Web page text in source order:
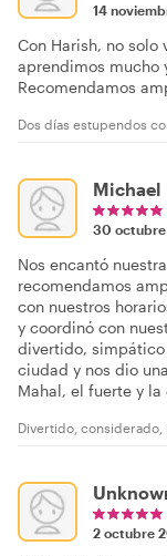
14
Con Harish, no
aprendimos mucho
Recomendamos
Dos días estupendos
Michael
30
Nos encantó
recomendamos
con nuestros
y coordinó con
divertido, simpático
ciudad y nos dio
Mahal, el fuerte y
Divertido, considerado,
2 octubre